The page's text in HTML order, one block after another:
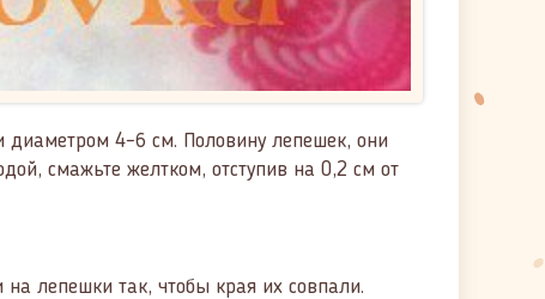
диаметром 4–6 см. Половину лепешек, они
смажьте желтком, отступив на 0,2 см от
лепешки так, чтобы края их совпали.